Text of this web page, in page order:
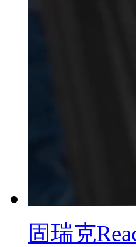
固瑞克